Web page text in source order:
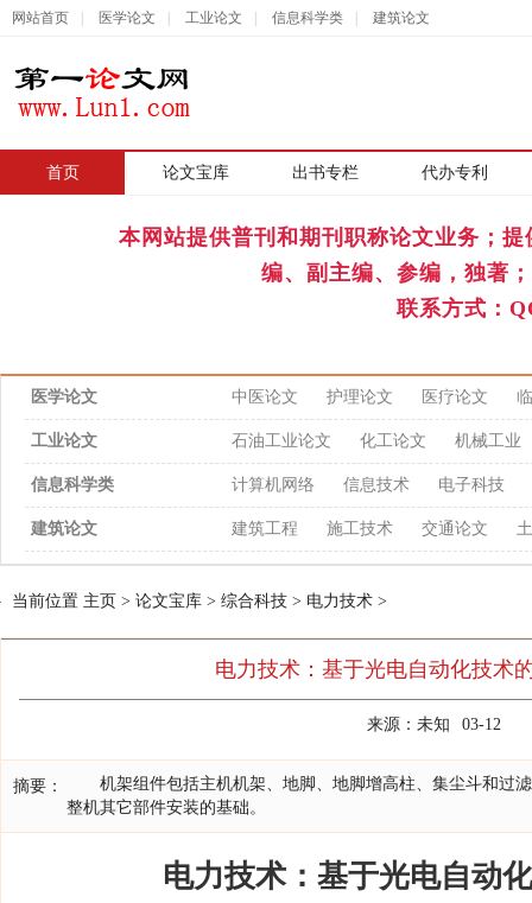
网站首页 医学论文 工业论文 信息科学类 建筑论文
首页 论文宝库 出书专栏 代办专利
本网站提供普刊和期刊职称论文业务；
编、副主编、参编，独著
联系方式：
医学论文 中医论文 护理论文 医疗论文
工业论文 石油工业论文 化工论文 机械工业
信息科学类 计算机网络 信息技术 电子科技
建筑论文 建筑工程 施工技术 交通论文
当前位置 主页 > 论文宝库 > 综合科技 > 电力技术 >
电力技术：基于光电自动化技术
来源：未知 03-12
摘要：
机架组件包括主机机架、地脚、地脚增高柱、集尘斗和过
整机其它部件安装的基础。
电力技术：基于光电自动